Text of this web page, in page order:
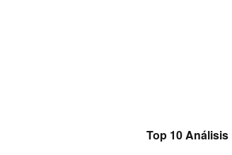
Top 10 Análisis